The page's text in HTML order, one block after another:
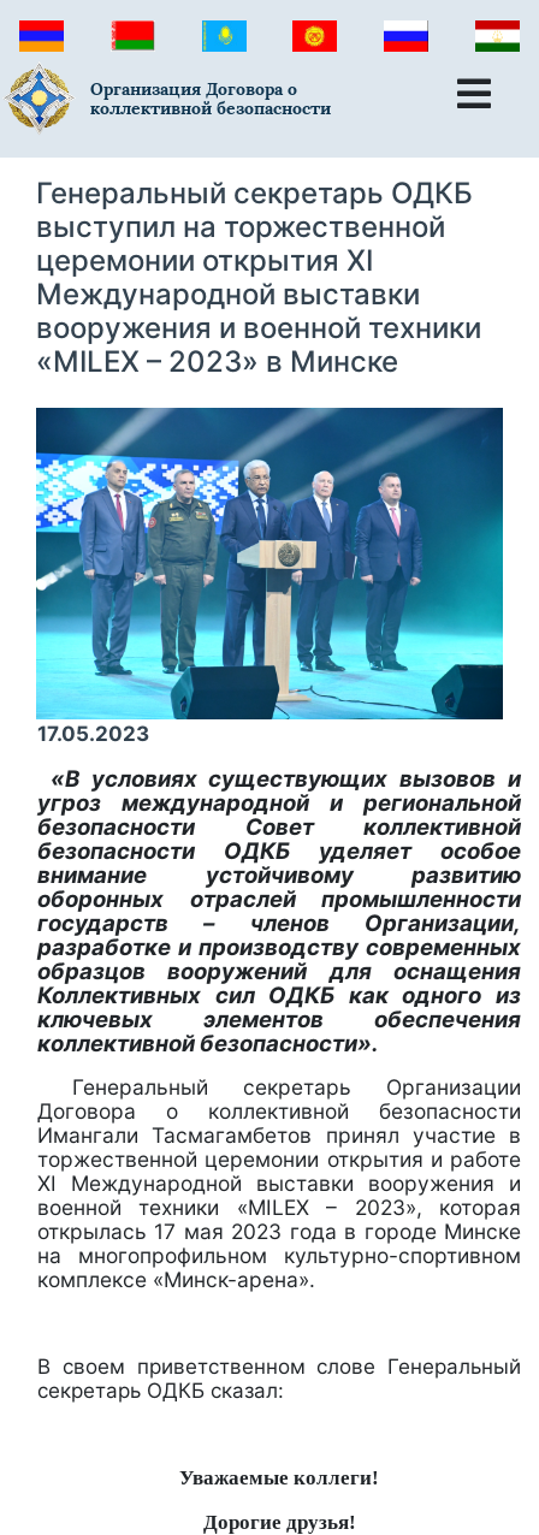
Организация Договора о
коллективной безопасности
Генеральный секретарь ОДКБ
выступил на торжественной
церемонии открытия XI
Международной выставки
вооружения и военной техники
«MILEX – 2023» в Минске
17.05.2023
«В условиях существующих вызовов и
угроз международной и региональной
безопасности Совет коллективной
безопасности ОДКБ уделяет особое
внимание устойчивому развитию
оборонных отраслей промышленности
государств – членов Организации,
разработке и производству современных
образцов вооружений для оснащения
Коллективных сил ОДКБ как одного из
ключевых элементов обеспечения
коллективной безопасности».
Генеральный секретарь Организации
Договора о коллективной безопасности
Имангали Тасмагамбетов принял участие в
торжественной церемонии открытия и работе
XI Международной выставки вооружения и
военной техники «MILEX – 2023», которая
открылась 17 мая 2023 года в городе Минске
на многопрофильном культурно-спортивном
комплексе «Минск-арена».
В своем приветственном слове Генеральный
секретарь ОДКБ сказал:
Уважаемые коллеги!
Дорогие друзья!